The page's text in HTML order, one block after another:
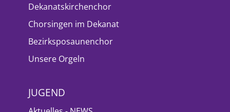
Dekanatskirchenchor
Chorsingen im Dekanat
Bezirksposaunenchor
Unsere Orgeln
JUGEND